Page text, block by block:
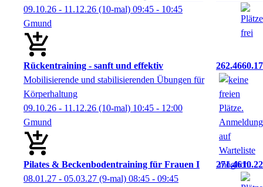
09.10.26 - 11.12.26 (10-mal) 09:45 - 10:45
Gmund
Rückentraining - sanft und effektiv
262.4660.17
Mobilisierende und stabilisierenden Übungen für
Körperhaltung
09.10.26 - 11.12.26 (10-mal) 10:45 - 12:00
Gmund
Pilates & Beckenbodentraining für Frauen I
271.4610.22
08.01.27 - 05.03.27 (9-mal) 08:45 - 09:45